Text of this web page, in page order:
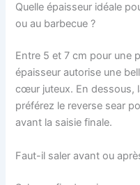
Quelle épaisseur idéale
ou au barbecue ?
Entre 5 et 7 cm pour une
épaisseur autorise une
cœur juteux. En dessous,
préférez le reverse sear
avant la saisie finale.
Faut-il saler avant ou